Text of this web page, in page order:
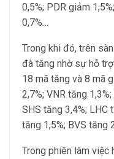
0,5%; PDR giảm
0,7%…
Trong khi đó, trên
đà tăng nhờ sự hỗ
18 mã tăng và 8 mã
2,7%; VNR tăng
SHS tăng 3,4%; LHC
tăng 1,5%; BVS tăng
Trong phiên làm việc